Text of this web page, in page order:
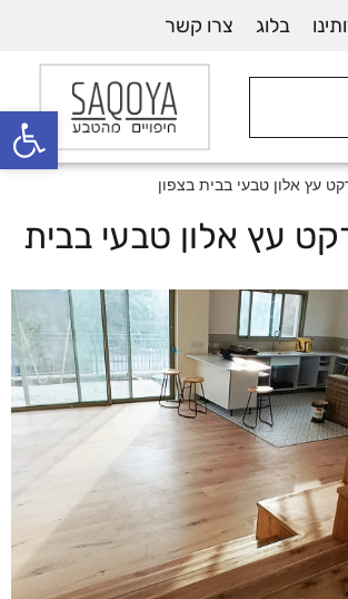
פתח
בלוג צרו קשר
עץ אלון טבעי בבית בצפון
עץ אלון טבעי בבית